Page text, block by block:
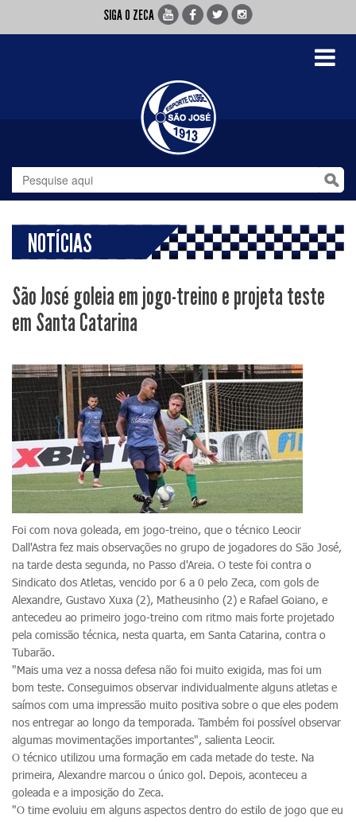
SIGA O ZECA
Toggle
NOTÍCIAS
São José goleia em jogo-treino e projeta teste
em Santa Catarina
Foi com nova goleada, em jogo-treino, que o técnico Leocir
Dall'Astra fez mais observações no grupo de jogadores do São José,
na tarde desta segunda, no Passo d'Areia. O teste foi contra o
Sindicato dos Atletas, vencido por 6 a 0 pelo Zeca, com gols de
Alexandre, Gustavo Xuxa (2), Matheusinho (2) e Rafael Goiano, e
antecedeu ao primeiro jogo-treino com ritmo mais forte projetado
pela comissão técnica, nesta quarta, em Santa Catarina, contra o
Tubarão.
"Mais uma vez a nossa defesa não foi muito exigida, mas foi um
bom teste. Conseguimos observar individualmente alguns atletas e
saímos com uma impressão muito positiva sobre o que eles podem
nos entregar ao longo da temporada. Também foi possível observar
algumas movimentações importantes", salienta Leocir.
O técnico utilizou uma formação em cada metade do teste. Na
primeira, Alexandre marcou o único gol. Depois, aconteceu a
goleada e a imposição do Zeca.
"O time evoluiu em alguns aspectos dentro do estilo de jogo que eu